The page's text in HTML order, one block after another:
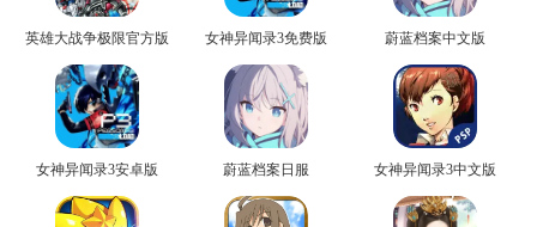
英雄大战争极限官方版 女神异闻录3免费版 蔚蓝档案中文版
女神异闻录3安卓版 蔚蓝档案日服 女神异闻录3中文版